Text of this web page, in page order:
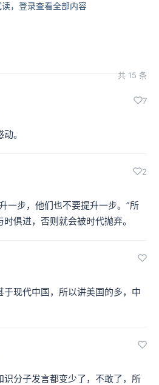
才有活下去的可能性。
，登录查看全部内容
共 15 条
7
。
2
一步，他们也不要提升一步。”所
俱进，否则就会被时代抛弃。
于现代中国，所以讲美国的多，中
识分子发言都变少了，不敢了，所